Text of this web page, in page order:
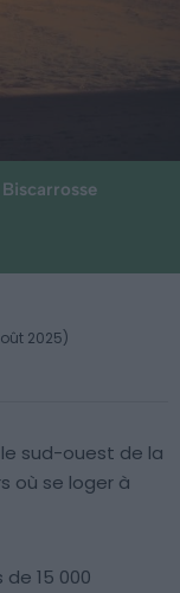
2025)
sud-ouest de la
où se loger à
15 000